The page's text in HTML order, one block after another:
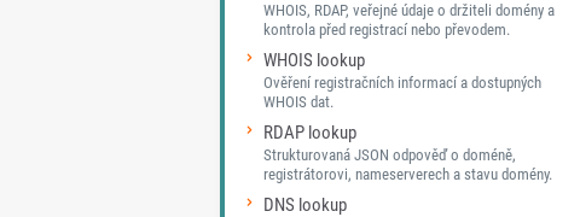
WHOIS, RDAP, veřejné údaje o držiteli domény a
kontrola před registrací nebo převodem.
WHOIS lookup
Ověření registračních informací a dostupných
WHOIS dat.
RDAP lookup
Strukturovaná JSON odpověď o doméně,
registrátorovi, nameserverech a stavu domény.
DNS lookup